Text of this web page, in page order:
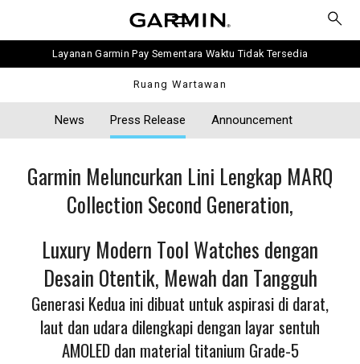
Layanan Garmin Pay Sementara Waktu Tidak Tersedia
Ruang Wartawan
News Press Release Announcement
Garmin Meluncurkan Lini Lengkap MARQ
Collection Second Generation,
Luxury Modern Tool Watches dengan
Desain Otentik, Mewah dan Tangguh
Generasi Kedua ini dibuat untuk aspirasi di darat,
laut dan udara dilengkapi dengan layar sentuh
AMOLED dan material titanium Grade-5